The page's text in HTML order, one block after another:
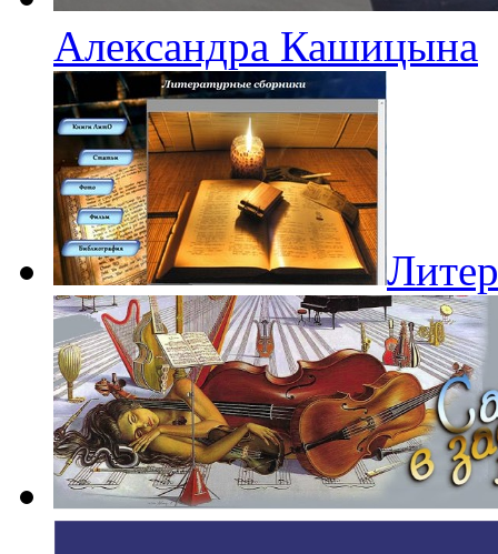
Александра Кашицына